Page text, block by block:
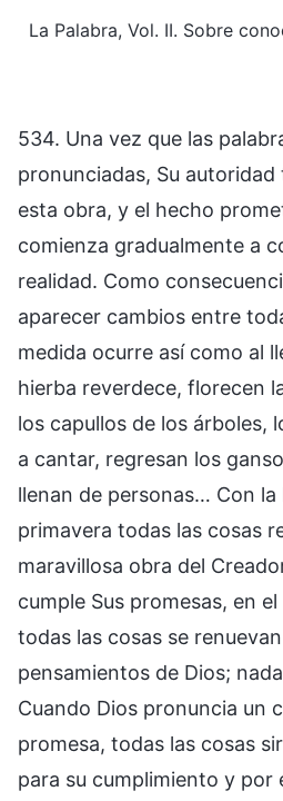
La Palabra, Vol. II. Sobre
534. Una vez que las
pronunciadas, Su
esta obra, y el hecho
comienza gradualmente a
realidad. Como
aparecer cambios entre
medida ocurre así como al
hierba reverdece, florecen
los capullos de los árboles,
a cantar, regresan los
llenan de personas… Con la
primavera todas las cosas
maravillosa obra del
cumple Sus promesas, en
todas las cosas se
pensamientos de Dios;
Cuando Dios pronuncia un
promesa, todas las cosas
para su cumplimiento y por